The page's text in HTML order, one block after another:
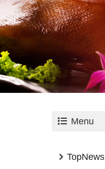
Menu
TopNews